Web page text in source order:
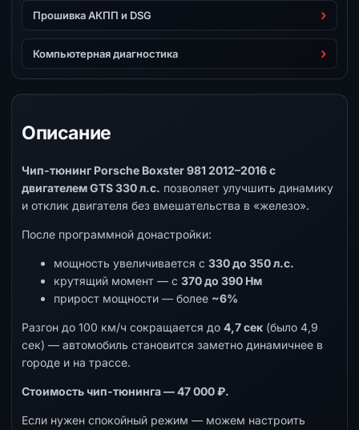
Прошивка АКПП и DSG
Компьютерная диагностика
Описание
Чип-тюнинг Porsche Boxster 981 2012–2016 с
двигателем GTS 330 л.с. позволяет улучшить динамику
и отклик двигателя без вмешательства в «железо».
После программной донастройки:
мощность увеличивается с 330 до 350 л.с.
крутящий момент — с 370 до 390 Нм
прирост мощности — более ~6%
Разгон до 100 км/ч сокращается до 4,7 сек (было 4,9
сек) — автомобиль становится заметно динамичнее в
городе и на трассе.
Стоимость чип-тюнинга — 47 000 ₽.
Если нужен спокойный режим — можем настроить